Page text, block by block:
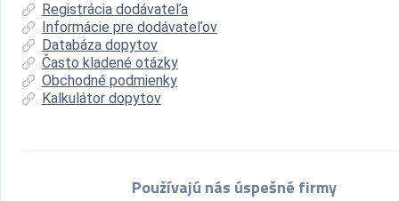
Registrácia dodávateľa
Informácie pre dodávateľov
Databáza dopytov
Často kladené otázky
Obchodné podmienky
Kalkulátor dopytov
Používajú nás úspešné firmy